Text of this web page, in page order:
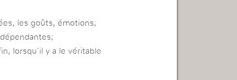
les goûts, émotions;
lorsqu’il y a le véritable